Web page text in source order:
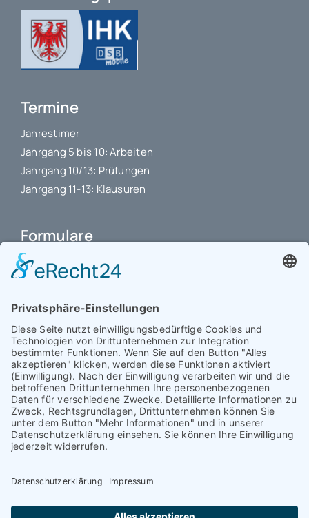
Termine
Jahrestimer
Jahrgang 5 bis 10: Arbeiten
Jahrgang 10/13: Prüfungen
Jahrgang 11-13: Klausuren
Formulare
Schulbuchkauf Schuljahr 2026-2027
Antrag auf Erstattung von Auslagen
Interner L-S-Beschwerdezettel
Antrag auf Freistellung vom Unterricht
Antrag für selbstständigen Heimweg bei Unwohlsein
(ab Jg. 9)
Antrag 10GL Pausenregelung
Datenschutz-Information
IT-Nutzungsvereinbarung
Schülerbetriebspraktikum Jg. 8-10